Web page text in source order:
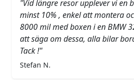
"Vid längre resor upplever vi en
minst 10% , enkel att montera
8000 mil med boxen i en BMW
att säga om dessa, alla bilar
Tack !"
Stefan N.